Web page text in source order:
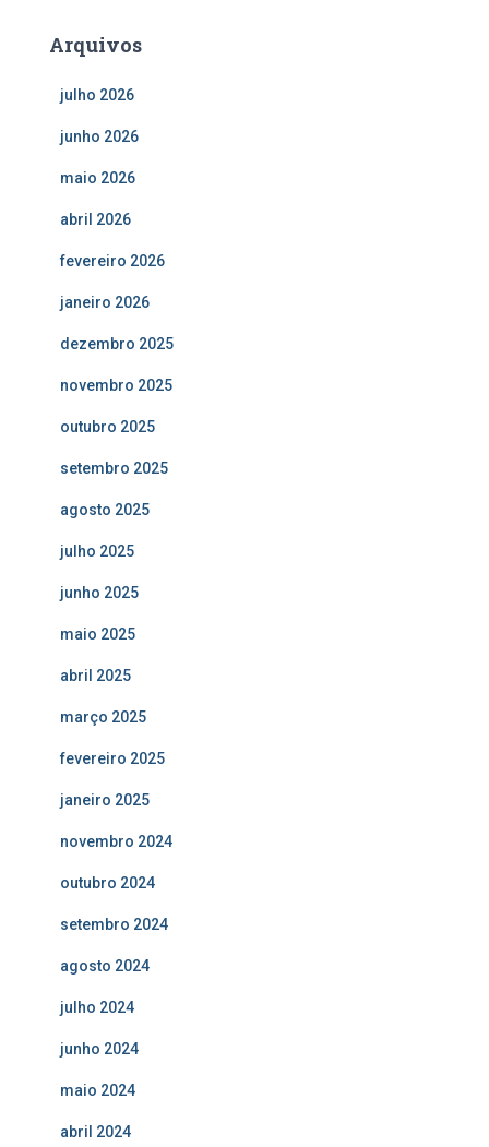
Arquivos
julho 2026
junho 2026
maio 2026
abril 2026
fevereiro 2026
janeiro 2026
dezembro 2025
novembro 2025
outubro 2025
setembro 2025
agosto 2025
julho 2025
junho 2025
maio 2025
abril 2025
março 2025
fevereiro 2025
janeiro 2025
novembro 2024
outubro 2024
setembro 2024
agosto 2024
julho 2024
junho 2024
maio 2024
abril 2024